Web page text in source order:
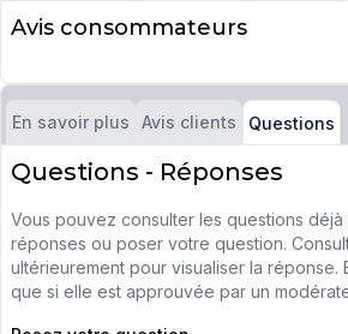
Avis consommateurs
En savoir plus Avis clients Questions
Questions - Réponses
Vous pouvez consulter les questions
réponses ou poser votre question.
ultérieurement pour visualiser la réponse.
que si elle est approuvée par un